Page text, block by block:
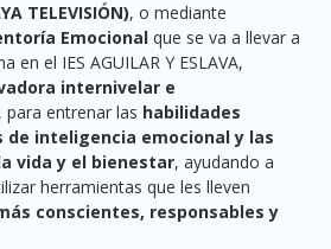
TELEVISIÓN), o mediante
Emocionalque se va a llevar a
en el IES AGUILAR Y ESLAVA,
internivelar e
, para entrenar las habilidades
de inteligencia emocional y las
vida y el bienestar, ayudando a
herramientas que les lleven
conscientes, responsables y